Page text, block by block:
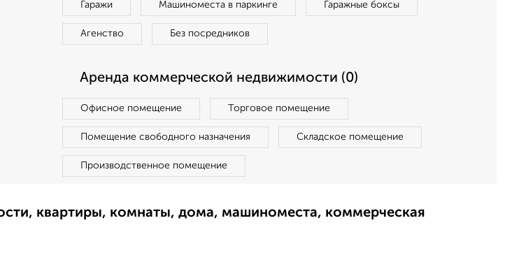
Гаражи Машиноместа в паркинге Гаражные боксы
Агенство Без посредников
Аренда коммерческой недвижимости (0)
Офисное помещение Торговое помещение
Помещение свободного назначения Складское помещение
Производственное помещение
квартиры, комнаты, дома, машиноместа, коммерческая